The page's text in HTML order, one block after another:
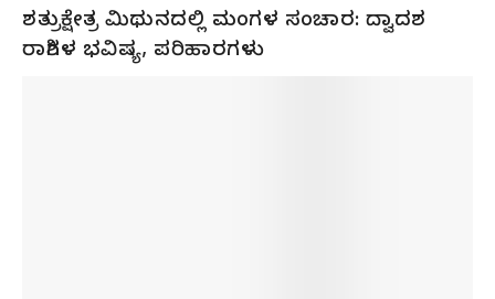
ಶತ್ರುಕ್ಷೇತ್ರ ಮಿಥುನದಲ್ಲಿ ಮಂಗಳ ಸಂಚಾರ: ದ್ವಾದಶ
ರಾಶಿಗಳ ಭವಿಷ್ಯ, ಪರಿಹಾರಗಳು